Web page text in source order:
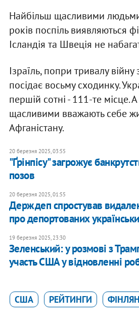
Найбільш щасливими людьми
років поспіль виявляються
Ісландія та Швеція не
Ізраїль, попри тривалу
посідає восьму сходинку.
першій сотні - 111-те місце.
щасливими вважають себе
Афганістану.
20 березня 2025, 03:55
"Ґрінпісу" загрожує
позов
20 березня 2025, 01:55
Держдеп спростував
про депортованих
19 березня 2025, 23:30
Зеленський: у розмові з
участь США у відновленні
США РЕЙТИНГИ